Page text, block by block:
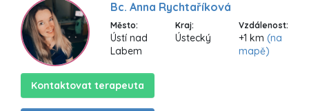
Bc. Anna Rychtaříková
Město:
Ústí nad
Labem
Kraj:
Ústecký
Vzdálenost:
+1 km (na
mapě)
Kontaktovat terapeuta